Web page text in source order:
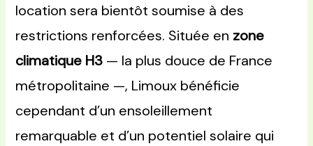
location sera bientôt soumise à des
restrictions renforcées. Située en zone
climatique H3 — la plus douce de France
métropolitaine —, Limoux bénéficie
cependant d’un ensoleillement
remarquable et d’un potentiel solaire qui